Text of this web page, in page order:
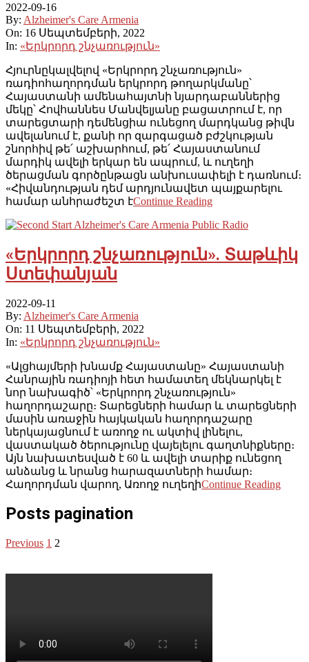
2022-09-16
By: Alzheimer's Care Armenia
On: 16 Սեպտեմբերի, 2022
In: «Երկրորդ շնչառություն»
Հյուրնըկալվելով «Երկրորդ շնչառություն»
ռադիոհաղորդման երկրորդ թողարկմանը՝
Հայաստանի ամենահայտնի նյարդաբաններից
մեկը՝ Հովհաննես Մանվելյանը բացատրում է, որ
տարեցտարի դեմենցիա ունեցող մարդկանց թիվն
ավելանում է, քանի որ զարգացած բժշկության
շնորհիվ թե՛ աշխարհում, թե՛ Հայաստանում
մարդիկ ավելի երկար են ապրում, և ուղեղի
ծերացման գործընթացն անխուսափելի է դառնում։
«Հիվանդության դեմ արդյունավետ պայքարելու
համար անհրաժեշտ էContinue Reading
«Երկրորդ շնչառություն». Տաթևիկ
Ստեփանյան
2022-09-11
By: Alzheimer's Care Armenia
On: 11 Սեպտեմբերի, 2022
In: «Երկրորդ շնչառություն»
«Ալցհայմերի խնամք Հայաստանը» Հայաստանի
Հանրային ռադիոյի հետ համատեղ մեկնարկել է
նոր նախագիծ՝ «Երկրորդ շնչառություն»
հաղորդաշարը։ Տարեցների համար և տարեցների
մասին առաջին հայկական հաղորդաշարը
ներկայացնում է առողջ ու ակտիվ լինելու,
վաստակած ծերությունը վայելելու գաղտնիքները։
Այն նախատեսված է 60 և ավելի տարիք ունեցող
անձանց և նրանց հարազատների համար։
Հաղորդման վարող, Առողջ ուղեղիContinue Reading
Posts pagination
Previous 1 2